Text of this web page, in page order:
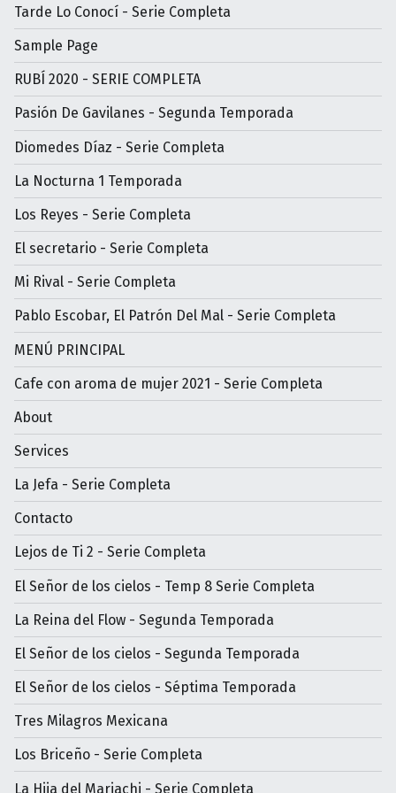
Tarde Lo Conocí - Serie Completa
Sample Page
RUBÍ 2020 - SERIE COMPLETA
Pasión De Gavilanes - Segunda Temporada
Diomedes Díaz - Serie Completa
La Nocturna 1 Temporada
Los Reyes - Serie Completa
El secretario - Serie Completa
Mi Rival - Serie Completa
Pablo Escobar, El Patrón Del Mal - Serie Completa
MENÚ PRINCIPAL
Cafe con aroma de mujer 2021 - Serie Completa
About
Services
La Jefa - Serie Completa
Contacto
Lejos de Ti 2 - Serie Completa
El Señor de los cielos - Temp 8 Serie Completa
La Reina del Flow - Segunda Temporada
El Señor de los cielos - Segunda Temporada
El Señor de los cielos - Séptima Temporada
Tres Milagros Mexicana
Los Briceño - Serie Completa
La Hija del Mariachi - Serie Completa